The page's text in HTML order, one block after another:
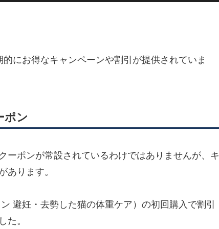
にお得なキャンペーンや割引が提供されていま
ポン
ーポンが常設されているわけではありませんが、キ
あります。
避妊・去勢した猫の体重ケア）の初回購入で割引
た。